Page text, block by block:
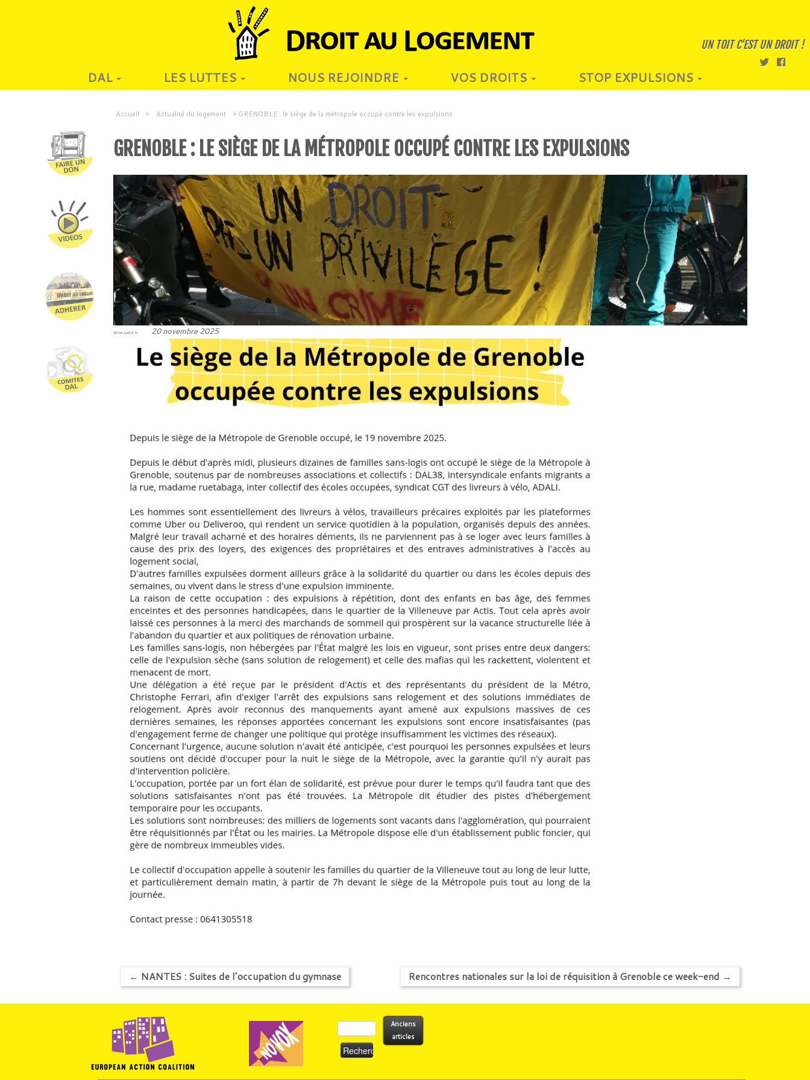
UN TOIT C'EST UN DROIT !
DAL LES LUTTES NOUS REJOINDRE VOS DROITS STOP EXPULSIONS
Accueil » Actualité du logement » GRENOBLE : le siège de la métropole occupé contre les expulsions
GRENOBLE : LE SIÈGE DE LA MÉTROPOLE OCCUPÉ CONTRE LES EXPULSIONS
Billet publié le 20 novembre 2025
← NANTES : Suites de l’occupation du gymnase Rencontres nationales sur la loi de réquisition à Grenoble ce week-end →
Rechercher :
Anciens
articles